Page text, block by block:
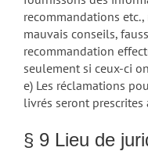
recommandations
mauvais conseils,
recommandation
seulement si ceux-ci
e) Les réclamations
livrés seront prescrites
§ 9 Lieu de